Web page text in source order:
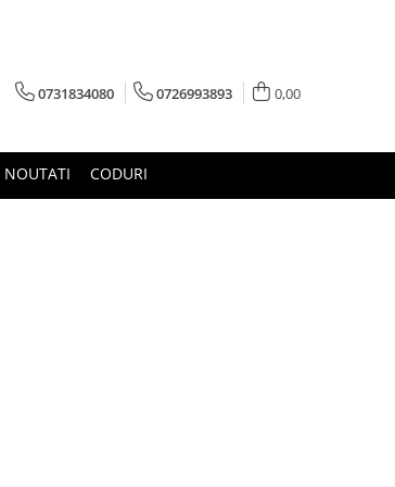
0731834080 0726993893 0,00
NOUTATI CODURI